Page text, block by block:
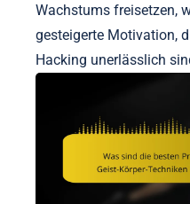
Wachstums freisetzen,
gesteigerte Motivation,
Hacking unerlässlich